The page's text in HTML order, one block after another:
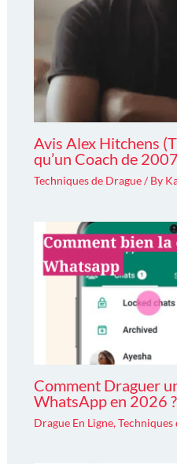
Avis Alex Hitchens
qu’un Coach de
Techniques de Drague/ By
Comment Draguer
WhatsApp en 2026
Drague En Ligne,Techniques